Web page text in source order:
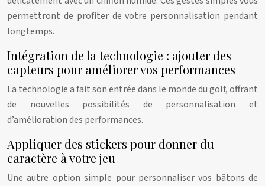
permettront de profiter de votre personnalisation pendant
longtemps.
Intégration de la technologie : ajouter des
capteurs pour améliorer vos performances
La technologie a fait son entrée dans le monde du golf, offrant
de nouvelles possibilités de personnalisation et
d’amélioration des performances.
Appliquer des stickers pour donner du
caractère à votre jeu
Une autre option simple pour personnaliser vos bâtons de